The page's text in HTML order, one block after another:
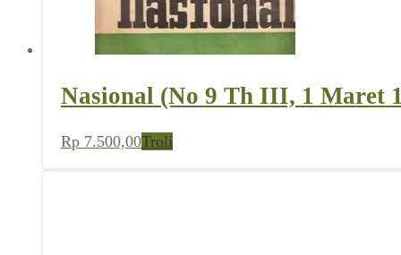
Nasional (No 9 Th III, 1 Maret
Rp 7.500,00Troli